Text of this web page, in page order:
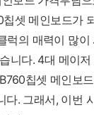
셋 메인보드가
럭의 매력이 많
니다. 4대 메이
칩셋 메인보
다. 그래서, 이번